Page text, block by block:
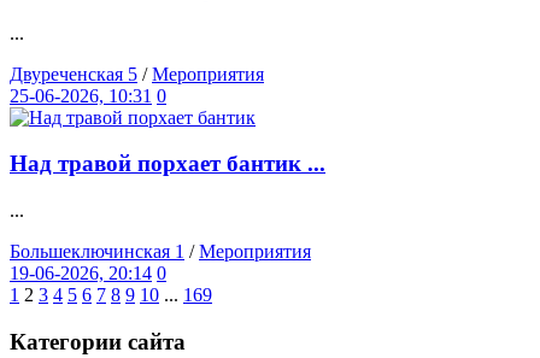
...
Двуреченская 5 /Мероприятия
25-06-2026, 10:31 0
Над травой порхает бантик ...
...
Большеключинская 1 /Мероприятия
19-06-2026, 20:14 0
1 2 3 4 5 6 7 8 9 10 ... 169
Категории сайта